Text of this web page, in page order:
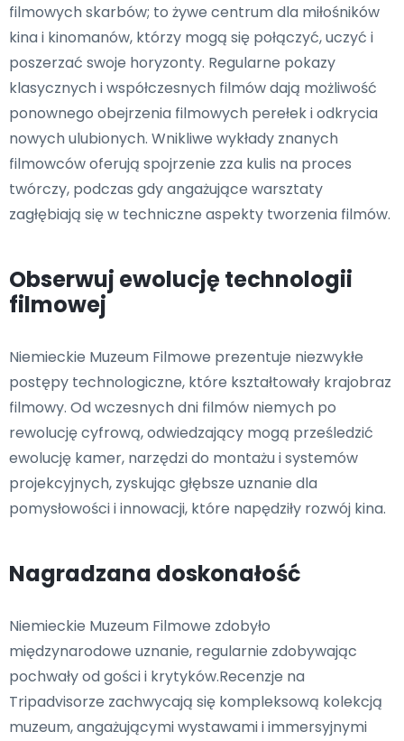
filmowych skarbów; to żywe centrum dla miłośników
kina i kinomanów, którzy mogą się połączyć, uczyć i
poszerzać swoje horyzonty. Regularne pokazy
klasycznych i współczesnych filmów dają możliwość
ponownego obejrzenia filmowych perełek i odkrycia
nowych ulubionych. Wnikliwe wykłady znanych
filmowców oferują spojrzenie zza kulis na proces
twórczy, podczas gdy angażujące warsztaty
zagłębiają się w techniczne aspekty tworzenia filmów.
Obserwuj ewolucję technologii
filmowej
Niemieckie Muzeum Filmowe prezentuje niezwykłe
postępy technologiczne, które kształtowały krajobraz
filmowy. Od wczesnych dni filmów niemych po
rewolucję cyfrową, odwiedzający mogą prześledzić
ewolucję kamer, narzędzi do montażu i systemów
projekcyjnych, zyskując głębsze uznanie dla
pomysłowości i innowacji, które napędziły rozwój kina.
Nagradzana doskonałość
Niemieckie Muzeum Filmowe zdobyło
międzynarodowe uznanie, regularnie zdobywając
pochwały od gości i krytyków.Recenzje na
Tripadvisorze zachwycają się kompleksową kolekcją
muzeum, angażującymi wystawami i immersyjnymi